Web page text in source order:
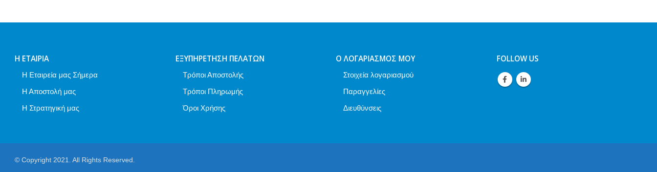
Η ΕΤΑΙΡΊΑ
Η Εταιρεία μας Σήμερα
Η Αποστολή μας
Η Στρατηγική μας
ΕΞΥΠΗΡΈΤΗΣΗ ΠΕΛΑΤΏΝ
Τρόποι Αποστολής
Τρόποι Πληρωμής
Όροι Χρήσης
Ο ΛΟΓΑΡΙΑΣΜΌΣ ΜΟΥ
Στοιχεία λογαριασμού
Παραγγελίες
Διευθύνσεις
FOLLOW US
© Copyright 2021. All Rights Reserved.